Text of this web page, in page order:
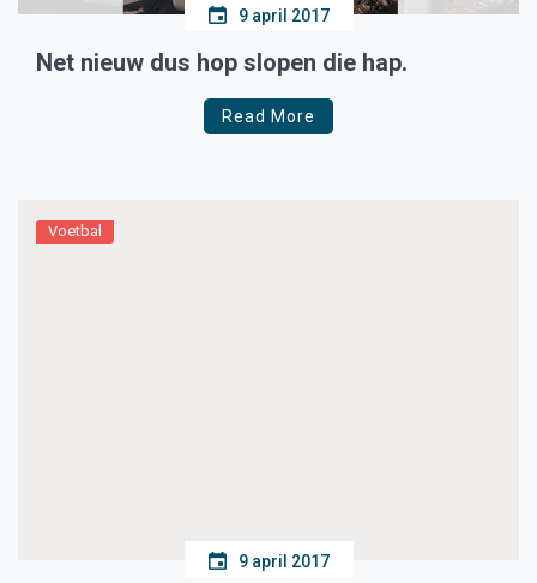
9 april 2017
Net nieuw dus hop slopen die hap.
Read More
Voetbal
9 april 2017